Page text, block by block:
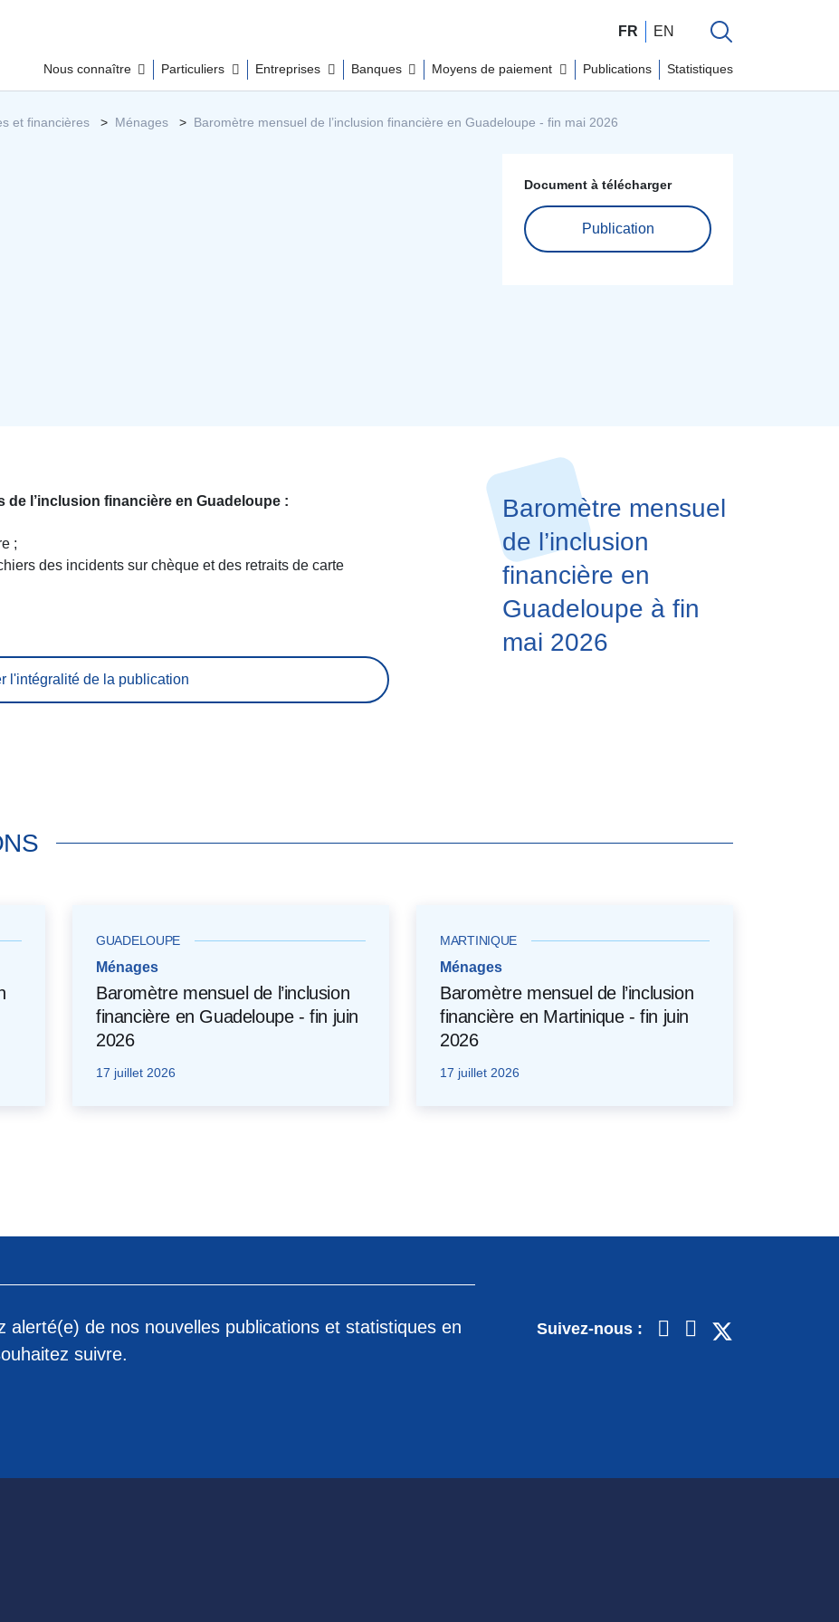
FR EN
Nous connaître Particuliers Entreprises Banques Moyens de paiement Publications Statistiques
et financières Ménages Baromètre mensuel de l’inclusion financière en Guadeloupe - fin mai 2026
Document à télécharger
Publication
l’inclusion financière en Guadeloupe :
;
des incidents sur chèque et des retraits de carte
l'intégralité de la publication
Baromètre mensuel
de l’inclusion
financière en
Guadeloupe à fin
mai 2026
GUADELOUPE
Ménages
Baromètre mensuel de l’inclusion
financière en Guadeloupe - fin juin
2026
17 juillet 2026
MARTINIQUE
Ménages
Baromètre mensuel de l’inclusion
financière en Martinique - fin juin
2026
17 juillet 2026
alerté(e) de nos nouvelles publications et statistiques en
suivre.
Suivez-nous :